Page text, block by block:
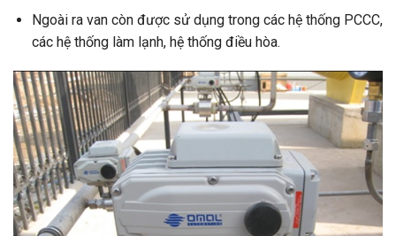
Ngoài ra van còn được sử dụng trong các hệ thống PCCC,
các hệ thống làm lạnh, hệ thống điều hòa.